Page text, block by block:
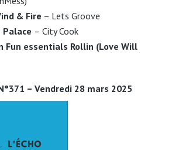
& Fire – Lets Groove
Palace – City Cook
Fun essentials Rollin (Love Will
– Vendredi 28 mars 2025